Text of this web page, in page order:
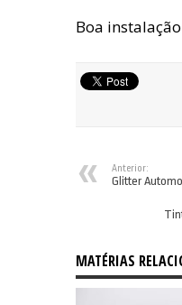
Boa
Anterior:
Glitter
MATÉRIAS